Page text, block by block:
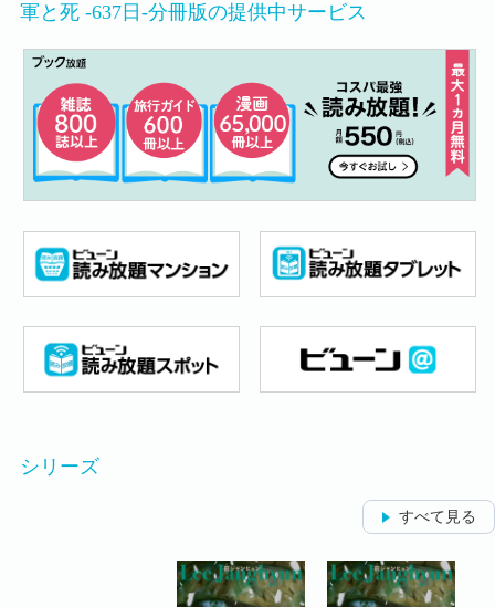
軍と死 -637日-分冊版の提供中サービス
シリーズ
すべて見る